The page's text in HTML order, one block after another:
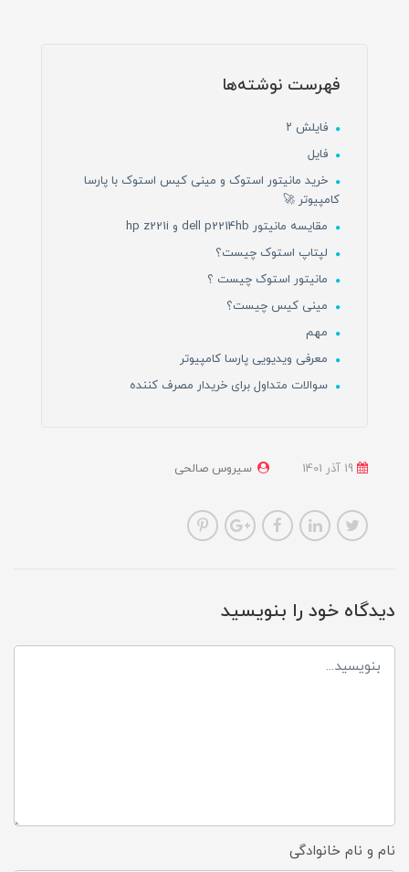
فهرست نوشته‌ها
فایلش ۲
فایل
خرید مانیتور استوک و مینی کیس استوک با پارسا
کامپیوتر 🚀
مقایسه مانیتور dell p2214hb و hp z221i
لپتاپ استوک چیست؟
مانیتور استوک چیست ؟
مینی کیس چیست؟
مهم
معرفی ویدیویی پارسا کامپیوتر
سوالات متداول برای خریدار مصرف کننده
سیروس صالحی
دیدگاه خود را بنویسید
نام و نام خانوادگی